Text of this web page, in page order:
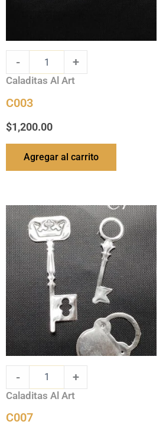
- +
Caladitas Al Art
C003
$1,200.00
Agregar al carrito
C007
quantity
- +
Caladitas Al Art
C007